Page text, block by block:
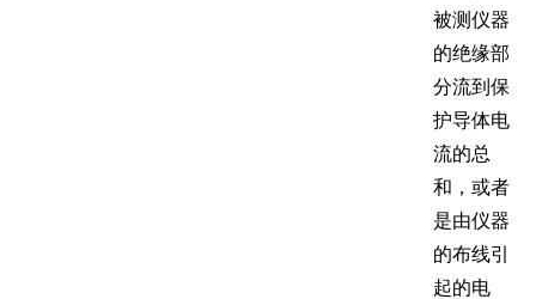
被测仪器
的绝缘部
分流到保
护导体电
流的总
和，或者
是由仪器
的布线引
起的电